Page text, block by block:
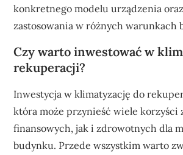
konkretnego modelu urządzenia
zastosowania w różnych warunkach
Czy warto inwestować w
rekuperacji?
Inwestycja w klimatyzację do
która może przynieść wiele korzyści
finansowych, jak i zdrowotnych dla
budynku. Przede wszystkim warto